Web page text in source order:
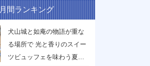
月間ランキング
犬山城と如庵の物語が重な
る場所で 光と香りのスイー
ツビュッフェを味わう夏